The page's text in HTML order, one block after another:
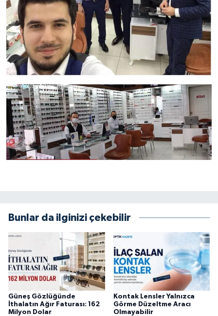
Bunlar da ilginizi çekebilir
Güneş Gözlüğünde
İthalatın Ağır Faturası: 162
Milyon Dolar
Kontak Lensler Yalnızca
Görme Düzeltme Aracı
Olmayabilir